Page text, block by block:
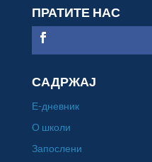
ПРАТИТЕ НАС
САДРЖАЈ
Е-дневник
О школи
Запослени